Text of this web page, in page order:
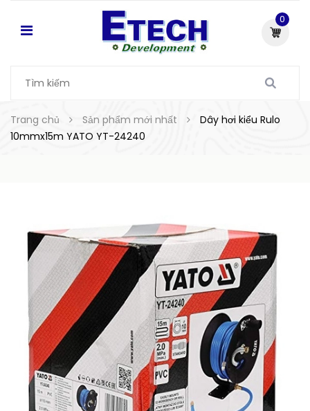
0
Trang chủ Sản phẩm mới nhất
Dây hơi kiểu Rulo
10mmx15m YATO YT-24240